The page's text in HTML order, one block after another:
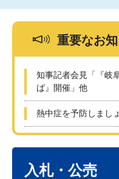
重要なお
知事記者会見「『岐
ば』開催」他
熱中症を予防しまし
入札・公売